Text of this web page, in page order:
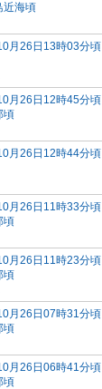
近海頃
月26日13時03分頃
月26日12時45分頃
頃
月26日12時44分頃
月26日11時33分頃
頃
月26日11時23分頃
頃
月26日07時31分頃
頃
月26日06時41分頃
頃